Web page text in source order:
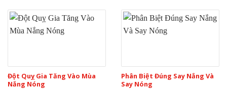
Đột Quỵ Gia Tăng Vào Mùa
Nắng Nóng
Phân Biệt Đúng Say Nắng Và
Say Nóng